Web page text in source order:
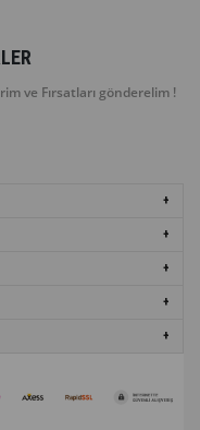
ve Fırsatları gönderelim !